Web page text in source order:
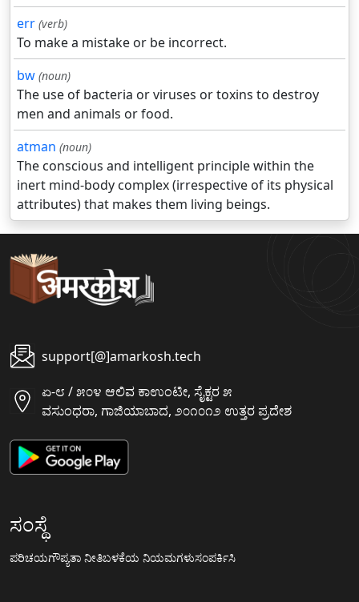
err (verb)
To make a mistake or be incorrect.
bw (noun)
The use of bacteria or viruses or toxins to destroy
men and animals or food.
atman (noun)
The conscious and intelligent principle within the
inert mind-body complex (irrespective of its physical
attributes) that makes them living beings.
support[@]amarkosh.tech
ಏ-೮ / ೫೦೪ ಆಲಿವ ಕಾಉಂಟೀ, ಸೈಕ್ಟರ ೫
ವಸುಂಧರಾ, ಗಾಜಿಯಾಬಾದ, ೨೦೧೦೧೨ ಉತ್ತರ ಪ್ರದೇಶ
ಸಂಸ್ಥೆ
ಪರಿಚಯಗೌಪ್ಯತಾ ನೀತಿಬಳಕೆಯ ನಿಯಮಗಳುಸಂಪರ್ಕಿಸಿ